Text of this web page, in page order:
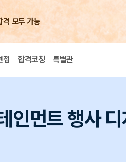
격 모두 가능
접 합격코칭 특별관
인먼트 행사